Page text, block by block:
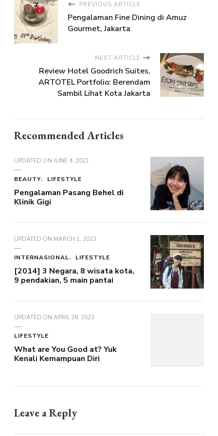
PREVIOUS ARTICLE
Pengalaman Fine Dining di Amuz
Gourmet, Jakarta
NEXT ARTICLE
Review Hotel Goodrich Suites,
ARTOTEL Portfolio: Berendam
Sambil Lihat Kota Jakarta
Recommended Articles
UPDATED ON JUNE 4, 2021
BEAUTY LIFESTYLE
Pengalaman Pasang Behel di
Klinik Gigi
UPDATED ON MARCH 1, 2023
INTERNASIONAL LIFESTYLE
[2014] 3 Negara, 8 wisata kota,
9 pendakian, 5 main pantai
UPDATED ON APRIL 28, 2023
LIFESTYLE
What are You Good at? Yuk
Kenali Kemampuan Diri
Leave a Reply